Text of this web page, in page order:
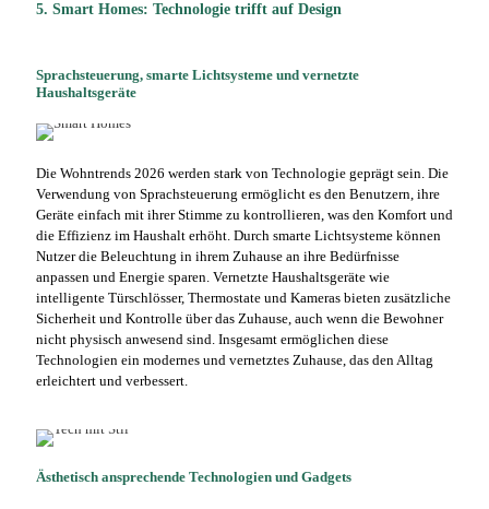
5. Smart Homes: Technologie trifft auf Design
Sprachsteuerung, smarte Lichtsysteme und vernetzte
Haushaltsgeräte
Die Wohntrends 2026 werden stark von Technologie geprägt sein. Die
Verwendung von Sprachsteuerung ermöglicht es den Benutzern, ihre
Geräte einfach mit ihrer Stimme zu kontrollieren, was den Komfort und
die Effizienz im Haushalt erhöht. Durch smarte Lichtsysteme können
Nutzer die Beleuchtung in ihrem Zuhause an ihre Bedürfnisse
anpassen und Energie sparen. Vernetzte Haushaltsgeräte wie
intelligente Türschlösser, Thermostate und Kameras bieten zusätzliche
Sicherheit und Kontrolle über das Zuhause, auch wenn die Bewohner
nicht physisch anwesend sind. Insgesamt ermöglichen diese
Technologien ein modernes und vernetztes Zuhause, das den Alltag
erleichtert und verbessert.
Ästhetisch ansprechende Technologien und Gadgets